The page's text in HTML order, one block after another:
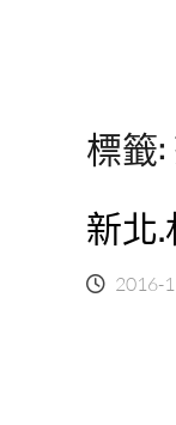
標籤:
新北
2016-